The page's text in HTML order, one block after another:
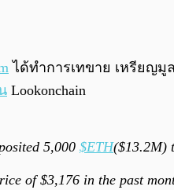
ได้ทำการเทขาย เหรียญมู
Lookonchain
5,000 $ETH($13.2M)
of $3,176 in the past